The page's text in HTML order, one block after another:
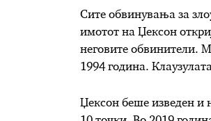
Сите обвинувања за
имотот на Џексон
неговите обвинители.
1994 година.
Џексон беше изведен и